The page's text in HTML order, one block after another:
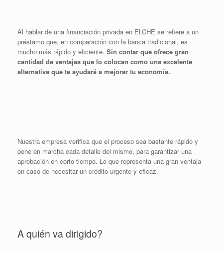
Al hablar de una financiación privada en ELCHE se refiere a un
préstamo que, en comparación con la banca tradicional, es
mucho más rápido y eficiente. Sin contar que ofrece gran
cantidad de ventajas que lo colocan como una excelente
alternativa que te ayudará a mejorar tu economía.
Nuestra empresa verifica que el proceso sea bastante rápido y
pone en marcha cada detalle del mismo, para garantizar una
aprobación en corto tiempo. Lo que representa una gran ventaja
en caso de necesitar un crédito urgente y eficaz.
A quién va dirigido?